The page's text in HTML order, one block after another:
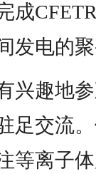
成
发电的
趣地参
足交流
等离子